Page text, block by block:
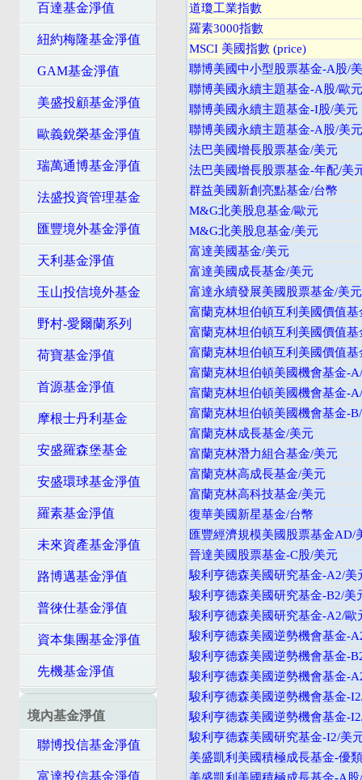
百達基金淨值
紐約梅隆基金淨值
GAM基金淨值
美盛投顧基金淨值
歐義銳榮基金淨值
瑞萬通博基金淨值
法盛投資管理基金
匯豐境外基金淨值
天利基金淨值
玉山投信境外基金
野村-愛爾蘭系列
荷寶基金淨值
首源基金淨值
摩根士丹利基金
安盛羅森堡基金
安盛環球基金淨值
羅素基金淨值
未來資產基金淨值
路博邁基金淨值
普徠仕基金淨值
資本集團基金淨值
先機基金淨值
境內基金淨值
聯博投信基金淨值
富達投信基金淨值
道瓊工業指數
羅素3000指數
MSCI 美國指數 (price)
聯博美國中小型股票基金-A股/
聯博美國永續主題基金-A股/歐元
聯博美國永續主題基金-I股/美元
聯博美國永續主題基金-A股/美元
法巴美國增長股票基金/美元
法巴美國增長股票基金-年配/美
群益美國新創亮點基金/台幣
M&G北美股息基金/歐元
M&G北美股息基金/美元
富達美國基金/美元
富達美國成長基金/美元
富達永續發展美國股票基金/美元
富蘭克林坦伯頓互利美國價值
富蘭克林坦伯頓互利美國價值
富蘭克林坦伯頓互利美國價值
富蘭克林坦伯頓美國機會基金-
富蘭克林坦伯頓美國機會基金-
富蘭克林坦伯頓美國機會基金-
富蘭克林成長基金/美元
富蘭克林潛力組合基金/美元
富蘭克林高成長基金/美元
富蘭克林高科技基金/美元
復華美國新星基金/台幣
匯豐經濟規模美國股票基金AD/
晉達美國股票基金-C股/美元
駿利亨德森美國研究基金-A2/美
駿利亨德森美國研究基金-B2/美
駿利亨德森美國研究基金-A2/歐
駿利亨德森美國逆勢機會基金-
駿利亨德森美國逆勢機會基金-
駿利亨德森美國逆勢機會基金-
駿利亨德森美國逆勢機會基金-
駿利亨德森美國逆勢機會基金-
駿利亨德森美國研究基金-I2/美
美盛凱利美國積極成長基金-優